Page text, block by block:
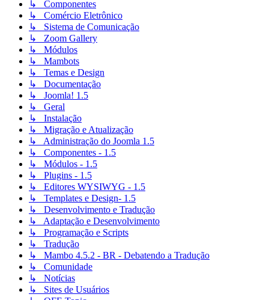
↳ Componentes
↳ Comércio Eletrônico
↳ Sistema de Comunicação
↳ Zoom Gallery
↳ Módulos
↳ Mambots
↳ Temas e Design
↳ Documentação
↳ Joomla! 1.5
↳ Geral
↳ Instalação
↳ Migração e Atualização
↳ Administração do Joomla 1.5
↳ Componentes - 1.5
↳ Módulos - 1.5
↳ Plugins - 1.5
↳ Editores WYSIWYG - 1.5
↳ Templates e Design- 1.5
↳ Desenvolvimento e Tradução
↳ Adaptação e Desenvolvimento
↳ Programação e Scripts
↳ Tradução
↳ Mambo 4.5.2 - BR - Debatendo a Tradução
↳ Comunidade
↳ Notícias
↳ Sites de Usuários